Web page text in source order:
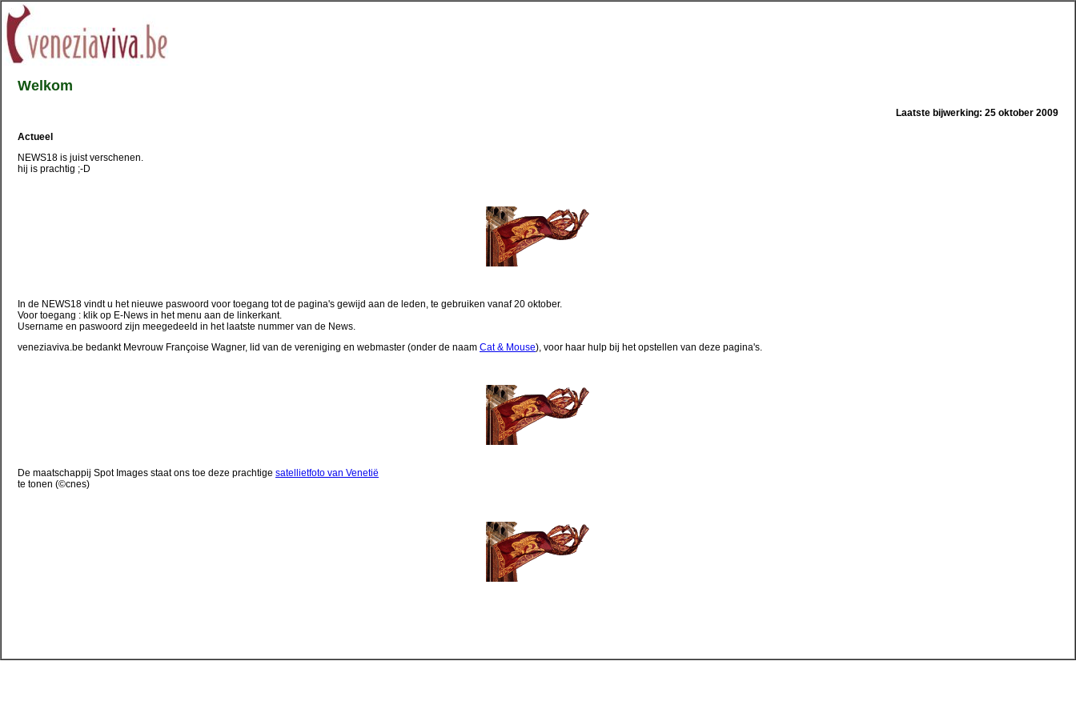
Welkom
Laatste bijwerking: 25 oktober 2009
Actueel
NEWS18 is juist verschenen.
hij is prachtig ;-D
In de NEWS18 vindt u het nieuwe paswoord voor toegang tot de pagina's gewijd aan de leden, te gebruiken vanaf 20 oktober.
Voor toegang : klik op E-News in het menu aan de linkerkant.
Username en paswoord zijn meegedeeld in het laatste nummer van de News.
veneziaviva.be bedankt Mevrouw Françoise Wagner, lid van de vereniging en webmaster (onder de naam Cat & Mouse), voor haar hulp bij het opstellen van deze pagina's.
De maatschappij Spot Images staat ons toe deze prachtige satellietfoto van Venetië
te tonen (©cnes)